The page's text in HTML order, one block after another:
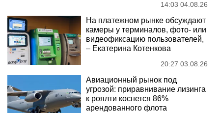
14:03 04.08.26
На платежном рынке обсуждают
камеры у терминалов, фото- или
видеофиксацию пользователей,
– Екатерина Котенкова
20:27 03.08.26
Авиационный рынок под
угрозой: приравнивание лизинга
к роялти коснется 86%
арендованного флота